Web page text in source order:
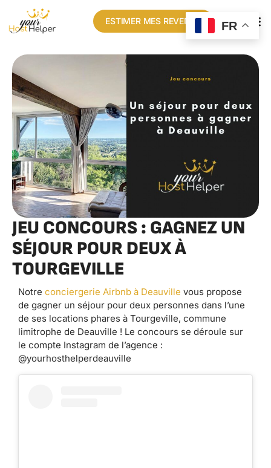
ESTIMER MES REVENUS
JEU CONCOURS : GAGNEZ UN
SÉJOUR POUR DEUX À
TOURGEVILLE
Notre conciergerie Airbnb à Deauville vous propose
de gagner un séjour pour deux personnes dans l’une
de ses locations phares à Tourgeville, commune
limitrophe de Deauville ! Le concours se déroule sur
le compte Instagram de l’agence :
@yourhosthelperdeauville
FR